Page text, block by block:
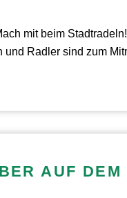
mit beim
und Radler sind zum
AUF